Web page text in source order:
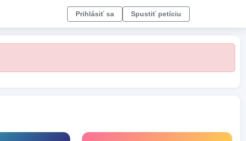
Prihlásiť sa Spustiť petíciu